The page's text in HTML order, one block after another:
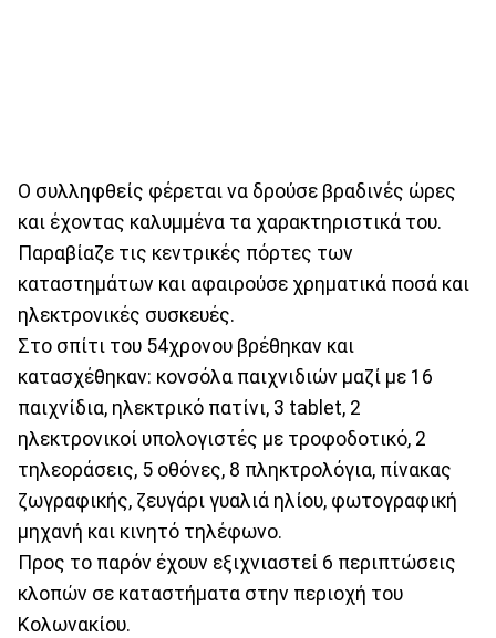
Ο συλληφθείς φέρεται να δρούσε βραδινές ώρες
και έχοντας καλυμμένα τα χαρακτηριστικά του.
Παραβίαζε τις κεντρικές πόρτες των
καταστημάτων και αφαιρούσε χρηματικά ποσά και
ηλεκτρονικές συσκευές.
Στο σπίτι του 54χρονου βρέθηκαν και
κατασχέθηκαν: κονσόλα παιχνιδιών μαζί με 16
παιχνίδια, ηλεκτρικό πατίνι, 3 tablet, 2
ηλεκτρονικοί υπολογιστές με τροφοδοτικό, 2
τηλεοράσεις, 5 οθόνες, 8 πληκτρολόγια, πίνακας
ζωγραφικής, ζευγάρι γυαλιά ηλίου, φωτογραφική
μηχανή και κινητό τηλέφωνο.
Προς το παρόν έχουν εξιχνιαστεί 6 περιπτώσεις
κλοπών σε καταστήματα στην περιοχή του
Κολωνακίου.